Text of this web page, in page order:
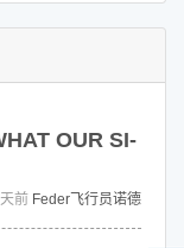
OUR SI-
前 Feder飞行员诺德